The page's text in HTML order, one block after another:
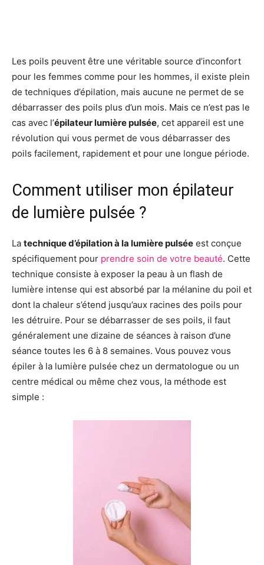
Les poils peuvent être une véritable source d’inconfort
pour les femmes comme pour les hommes, il existe plein
de techniques d’épilation, mais aucune ne permet de se
débarrasser des poils plus d’un mois. Mais ce n’est pas le
cas avec l’épilateur lumière pulsée, cet appareil est une
révolution qui vous permet de vous débarrasser des
poils facilement, rapidement et pour une longue période.
Comment utiliser mon épilateur
de lumière pulsée ?
La technique d’épilation à la lumière pulsée est conçue
spécifiquement pour prendre soin de votre beauté. Cette
technique consiste à exposer la peau à un flash de
lumière intense qui est absorbé par la mélanine du poil et
dont la chaleur s’étend jusqu’aux racines des poils pour
les détruire. Pour se débarrasser de ses poils, il faut
généralement une dizaine de séances à raison d’une
séance toutes les 6 à 8 semaines. Vous pouvez vous
épiler à la lumière pulsée chez un dermatologue ou un
centre médical ou même chez vous, la méthode est
simple :